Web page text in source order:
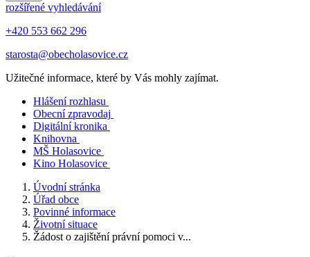
rozšířené vyhledávání
+420 553 662 296
starosta@obecholasovice.cz
Užitečné informace, které by Vás mohly zajímat.
Hlášení rozhlasu
Obecní zpravodaj
Digitální kronika
Knihovna
MŠ Holasovice
Kino Holasovice
Úvodní stránka
Úřad obce
Povinné informace
Životní situace
Žádost o zajištění právní pomoci v...